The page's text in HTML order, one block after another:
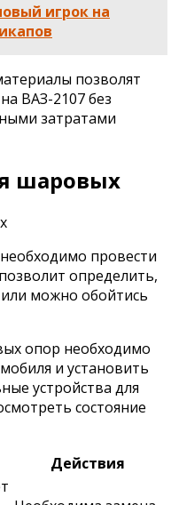
игрок на
позволят
ВАЗ-2107 без
затратами
шаровых
провести
определить,
можно обойтись
опор необходимо
и установить
устройства для
состояние
Действия